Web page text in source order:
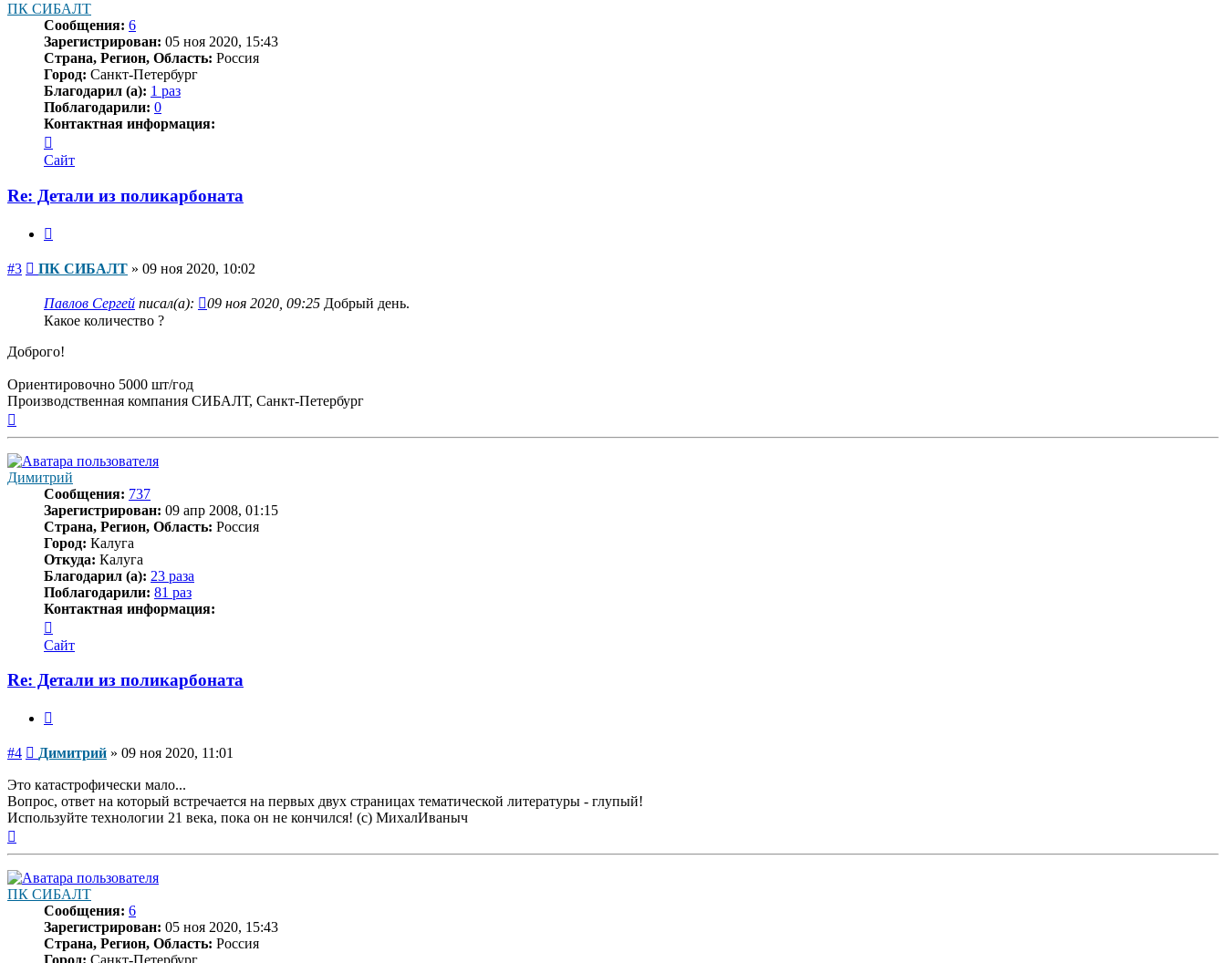
ПК СИБАЛТ
Сообщения: 6
Зарегистрирован: 05 ноя 2020, 15:43
Страна, Регион, Область: Россия
Город: Санкт-Петербург
Благодарил (а): 1 раз
Поблагодарили: 0
Контактная информация:
информация
пользователя
СИБАЛТ
Сайт
Re: Детали из поликарбоната
#3 Сообщение
ПК СИБАЛТ » 09 ноя 2020, 10:02
Павлов Сергей писал(а): 09 ноя 2020, 09:25 Добрый день.
Какое количество ?
Доброго!
Ориентировочно 5000 шт/год
Производственная компания СИБАЛТ, Санкт-Петербург
Димитрий
Сообщения: 737
Зарегистрирован: 09 апр 2008, 01:15
Страна, Регион, Область: Россия
Город: Калуга
Откуда: Калуга
Благодарил (а): 23 раза
Поблагодарили: 81 раз
Контактная информация:
информация
пользователя
Сайт
Re: Детали из поликарбоната
#4 Сообщение
Димитрий » 09 ноя 2020, 11:01
Это катастрофически мало...
Вопрос, ответ на который встречается на первых двух страницах тематической литературы - глупый!
Используйте технологии 21 века, пока он не кончился! (с) МихалИваныч
ПК СИБАЛТ
Сообщения: 6
Зарегистрирован: 05 ноя 2020, 15:43
Страна, Регион, Область: Россия